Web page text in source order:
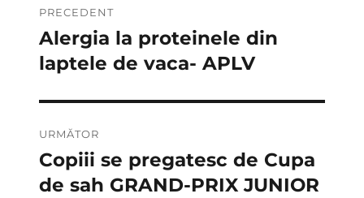
în
articole
PRECEDENT
Articolul
anterior:
Alergia la proteinele din
laptele de vaca- APLV
URMĂTOR
Articolul
următor:
Copiii se pregatesc de Cupa
de sah GRAND-PRIX JUNIOR